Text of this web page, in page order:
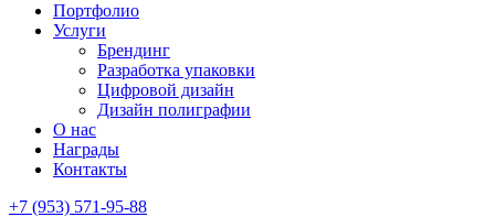
Портфолио
Услуги
Брендинг
Разработка упаковки
Цифровой дизайн
Дизайн полиграфии
О нас
Награды
Контакты
+7 (953) 571-95-88